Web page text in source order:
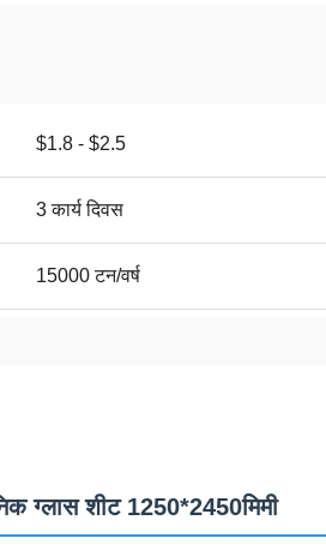
$1.8 - $2.5
3 कार्य दिवस
15000 टन/वर्ष
ग्लास शीट 1250*2450मिमी